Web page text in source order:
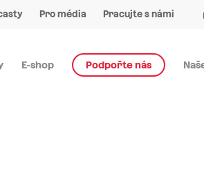
Pro média Pracujte s námi
E-shop Podpořte nás